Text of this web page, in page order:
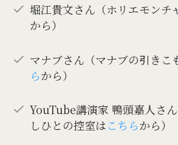
堀江貴文さん（ホリエモンチ
から）
マナブさん（マナブの引きこ
らから）
YouTube講演家 鴨頭嘉人さ
しひとの控室はこちらから）